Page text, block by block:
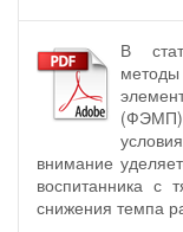
В
(ФЭМП)
внимание
воспитанника
снижения темпа